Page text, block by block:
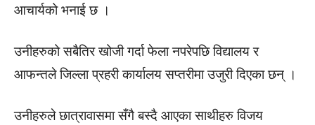
आचार्यको भनाई छ ।
उनीहरुको सबैतिर खोजी गर्दा फेला नपरेपछि विद्यालय र
आफन्तले जिल्ला प्रहरी कार्यालय सप्तरीमा उजुरी दिएका छन् ।
उनीहरुले छात्रावासमा सँगै बस्दै आएका साथीहरु विजय